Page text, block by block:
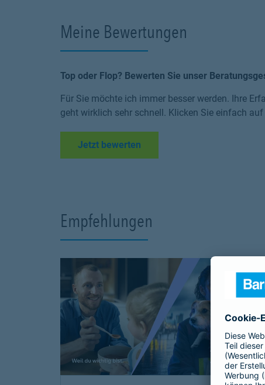
Meine Bewertungen
Top oder Flop? Bewerten Sie unser
Für Sie möchte ich immer besser werden. Ihre
geht wirklich sehr schnell. Klicken Sie einfach
Jetzt bewerten
Empfehlungen